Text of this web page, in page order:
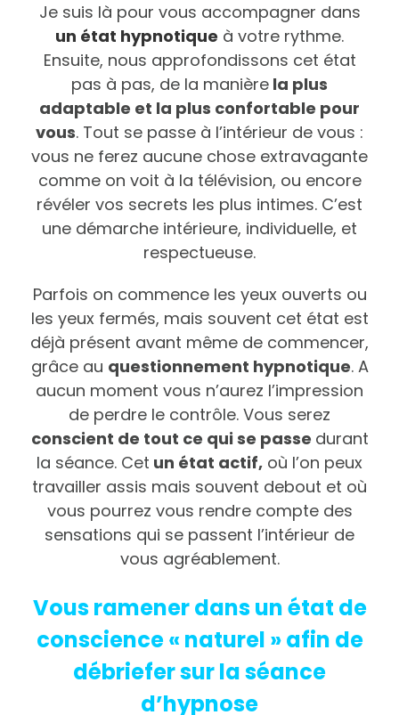
Je suis là pour vous accompagner dans
un état hypnotique à votre rythme.
Ensuite, nous approfondissons cet état
pas à pas, de la manière la plus
adaptable et la plus confortable pour
vous. Tout se passe à l’intérieur de vous :
vous ne ferez aucune chose extravagante
comme on voit à la télévision, ou encore
révéler vos secrets les plus intimes. C’est
une démarche intérieure, individuelle, et
respectueuse.
Parfois on commence les yeux ouverts ou
les yeux fermés, mais souvent cet état est
déjà présent avant même de commencer,
grâce au questionnement hypnotique. A
aucun moment vous n’aurez l’impression
de perdre le contrôle. Vous serez
conscient de tout ce qui se passe durant
la séance. Cet un état actif, où l’on peux
travailler assis mais souvent debout et où
vous pourrez vous rendre compte des
sensations qui se passent l’intérieur de
vous agréablement.
Vous ramener dans un état de
conscience « naturel » afin de
débriefer sur la séance
d’hypnose